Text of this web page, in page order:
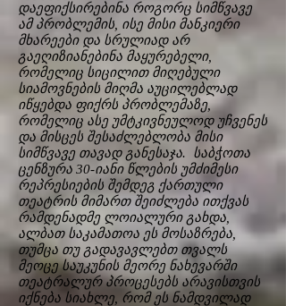
დაეფიქსირებინა როგორც სიმწვავე
ამ პრობლემის, ისე მისი მანკიერი
მხარეები და სრულიად არ
გაეღიზიანებინა მაყურებელი,
რომელიც სიცილით მიღებული
სიამოვნების მიღმა აუცილებლად
იწყებდა ფიქრს პრობლემაზე,
რომელიც ასე უმტკივნეულოდ უჩვენეს
და მისცეს შესაძლებლობა მისი
სიმწვავე თავად განესაჯა. საბჭოთა
ცენზურა 30-იანი წლების უმძიმესი
რეპრესიების შემდეგ ქართული
თეატრის მიმართ შეიძლება ითქვას
რამდენადმე ლოიალური გახდა,
ალბათ საკამათოა ეს მოსაზრება,
თუმცა თუ გადავავლებთ თვალს
მეოცე საუკუნის მეორე ნახევარში
თეატრალურ პროცესებს არავისთვის
იქნება სიახლე, რომ ეს ნამდვილად